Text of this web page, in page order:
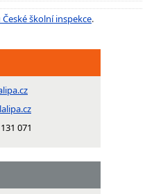
školní inspekce.
071